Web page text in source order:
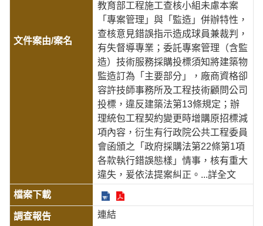
教育部工程施工查核小組未慮本案
「專案管理」與「監造」併辦特性，
查核意見錯誤指示造成球員兼裁判，
有失督導專業；委託專案管理（含監
造）技術服務採購投標須知將建築物
監造訂為「主要部分」，廠商資格卻
容許技師事務所及工程技術顧問公司
投標，違反建築法第13條規定；辦
理統包工程契約變更時增購原招標減
項內容，衍生有行政院公共工程委員
會函頒之「政府採購法第22條第1項
各款執行錯誤態樣」情事，核有重大
違失，爰依法提案糾正。 ...詳全文
連結